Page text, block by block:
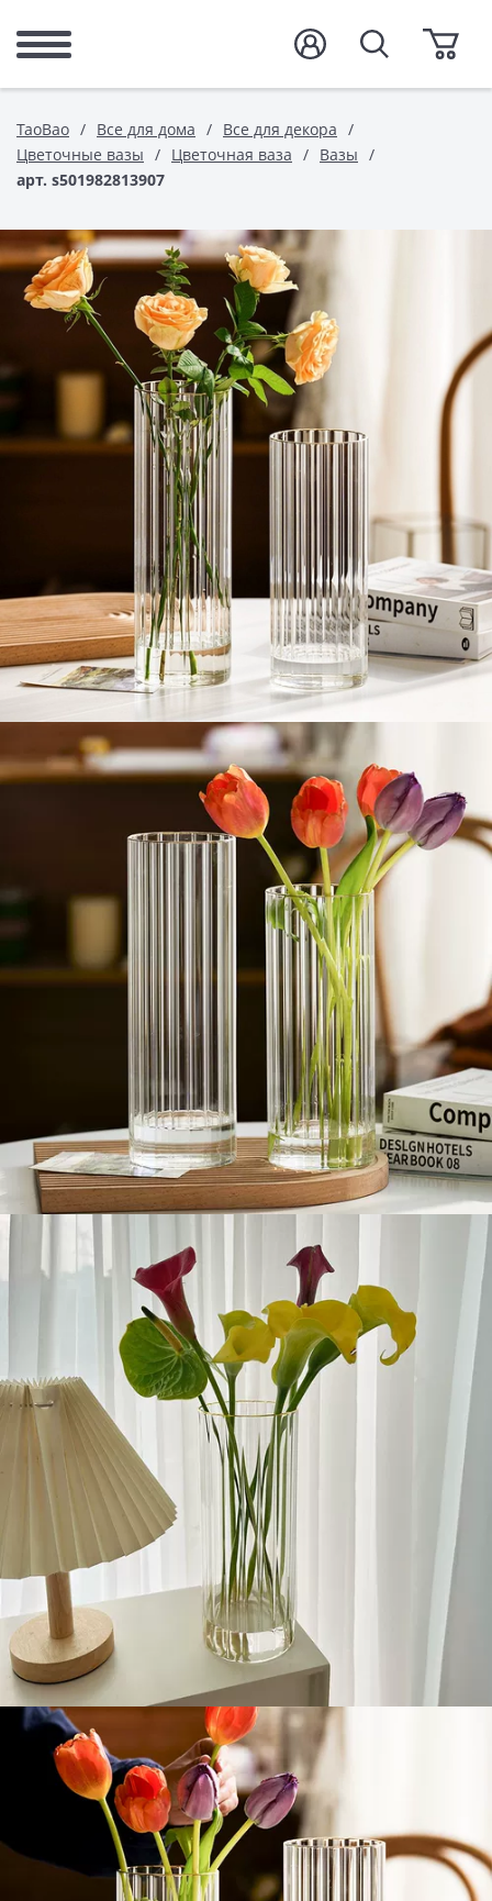
TaoBao Все для дома
Все для декора
Цветочные вазы
Цветочная ваза
Вазы
арт. s501982813907